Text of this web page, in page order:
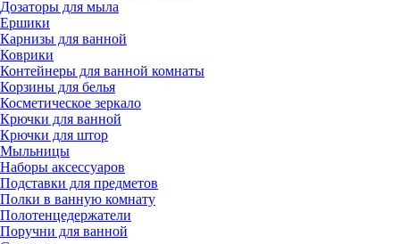
Дозаторы для мыла
Ершики
Карнизы для ванной
Коврики
Контейнеры для ванной комнаты
Корзины для белья
Косметическое зеркало
Крючки для ванной
Крючки для штор
Мыльницы
Наборы аксессуаров
Подставки для предметов
Полки в ванную комнату
Полотенцедержатели
Поручни для ванной